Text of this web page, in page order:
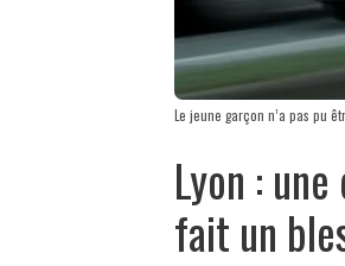
Le jeune garçon n’a pas pu
Lyon :
fait un